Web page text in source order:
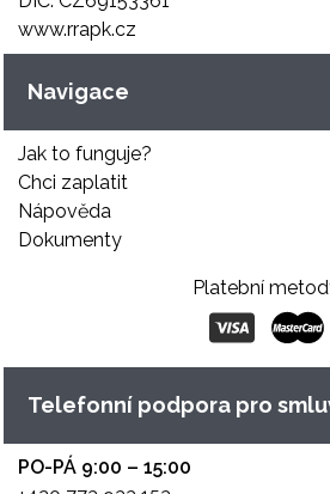
www.rrapk.cz
Navigace
Jak to funguje?
Chci zaplatit
Nápověda
Dokumenty
Platební
Telefonní podpora pro
PO-PÁ 9:00 – 15:00